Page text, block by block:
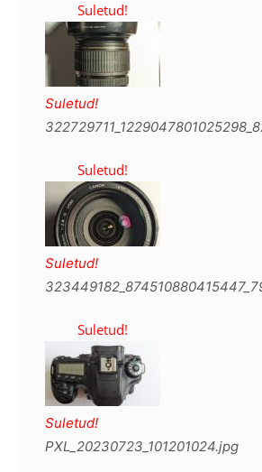
PXL_20230723_101201024.jpg